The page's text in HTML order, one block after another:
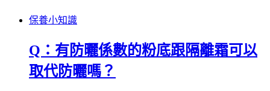
保養小知識
Q：有防曬係數的粉底跟隔離霜可以
取代防曬嗎？